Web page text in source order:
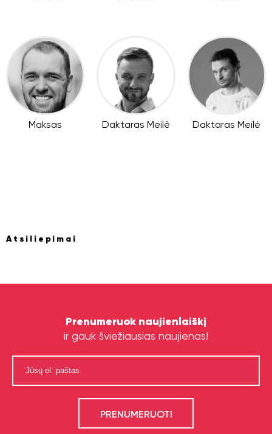
Maksas Daktaras Meilė Daktaras Meilė
Atsiliepimai
Prenumeruok naujienlaiškį
ir gauk šviežiausias naujienas!